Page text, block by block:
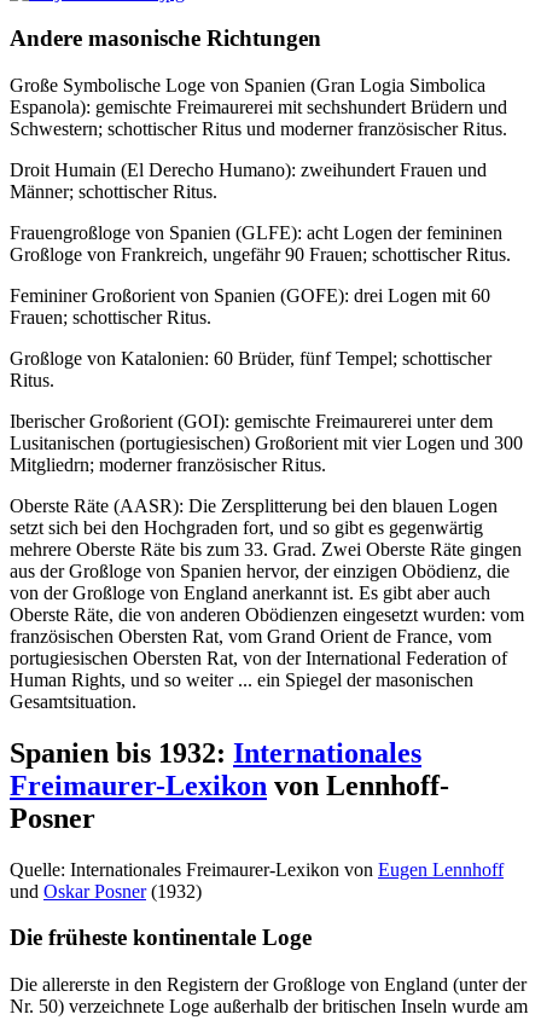
Andere masonische Richtungen
Große Symbolische Loge von Spanien (Gran Logia Simbolica
Espanola): gemischte Freimaurerei mit sechshundert Brüdern und
Schwestern; schottischer Ritus und moderner französischer Ritus.
Droit Humain (El Derecho Humano): zweihundert Frauen und
Männer; schottischer Ritus.
Frauengroßloge von Spanien (GLFE): acht Logen der femininen
Großloge von Frankreich, ungefähr 90 Frauen; schottischer Ritus.
Femininer Großorient von Spanien (GOFE): drei Logen mit 60
Frauen; schottischer Ritus.
Großloge von Katalonien: 60 Brüder, fünf Tempel; schottischer
Ritus.
Iberischer Großorient (GOI): gemischte Freimaurerei unter dem
Lusitanischen (portugiesischen) Großorient mit vier Logen und 300
Mitgliedrn; moderner französischer Ritus.
Oberste Räte (AASR): Die Zersplitterung bei den blauen Logen
setzt sich bei den Hochgraden fort, und so gibt es gegenwärtig
mehrere Oberste Räte bis zum 33. Grad. Zwei Oberste Räte gingen
aus der Großloge von Spanien hervor, der einzigen Obödienz, die
von der Großloge von England anerkannt ist. Es gibt aber auch
Oberste Räte, die von anderen Obödienzen eingesetzt wurden: vom
französischen Obersten Rat, vom Grand Orient de France, vom
portugiesischen Obersten Rat, von der International Federation of
Human Rights, und so weiter ... ein Spiegel der masonischen
Gesamtsituation.
Spanien bis 1932: Internationales
Freimaurer-Lexikon von Lennhoff-
Posner
Quelle: Internationales Freimaurer-Lexikon von Eugen Lennhoff
und Oskar Posner(1932)
Die früheste kontinentale Loge
Die allererste in den Registern der Großloge von England (unter der
Nr. 50) verzeichnete Loge außerhalb der britischen Inseln wurde am